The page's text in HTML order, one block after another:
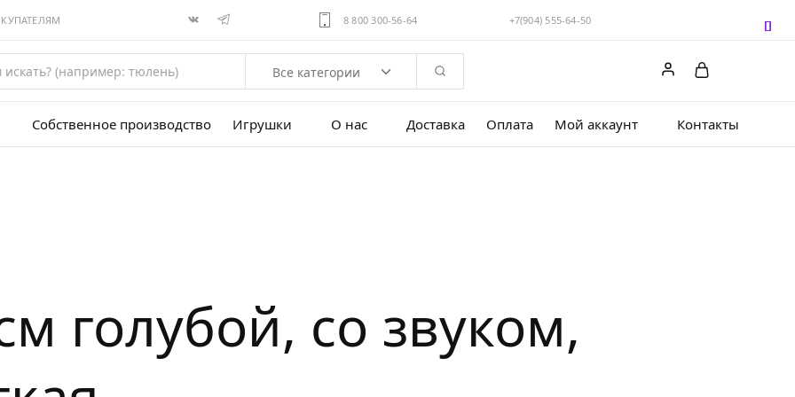
8 800 300-56-64 +7(904) 555-64-50
Все категории
Собственное производство Игрушки О нас Доставка Оплата Мой аккаунт Контакты
голубой, со звуком,